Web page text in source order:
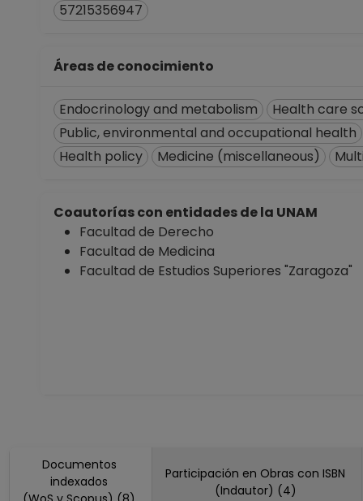
57215356947
Áreas de conocimiento
Endocrinology and metabolism
Health care
Public, environmental and occupational health
Health policy
Medicine (miscellaneous)
Coautorías con entidades de la UNAM
Facultad de Derecho
Facultad de Medicina
Facultad de Estudios Superiores "Zaragoza"
Documentos
indexados
Participación en Obras con ISBN
(Indautor) (4)